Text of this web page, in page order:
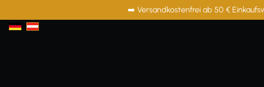
Zur Hauptnavigation springen➡️ Versandkostenfrei ab 50 €